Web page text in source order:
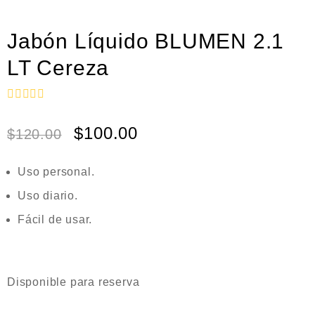
Jabón Líquido BLUMEN 2.1
LT Cereza
l
o
d
e
0
$120.00 $100.00
Uso personal.
Uso diario.
Fácil de usar.
Disponible para reserva